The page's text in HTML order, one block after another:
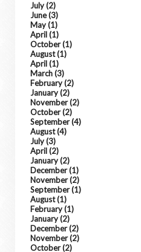
July(2)
June(3)
May(1)
April(1)
October(1)
August(1)
April(1)
March(3)
February(2)
January(2)
November(2)
October(2)
September(4)
August(4)
July(3)
April(2)
January(2)
December(1)
November(2)
September(1)
August(1)
February(1)
January(2)
December(2)
November(2)
October(2)